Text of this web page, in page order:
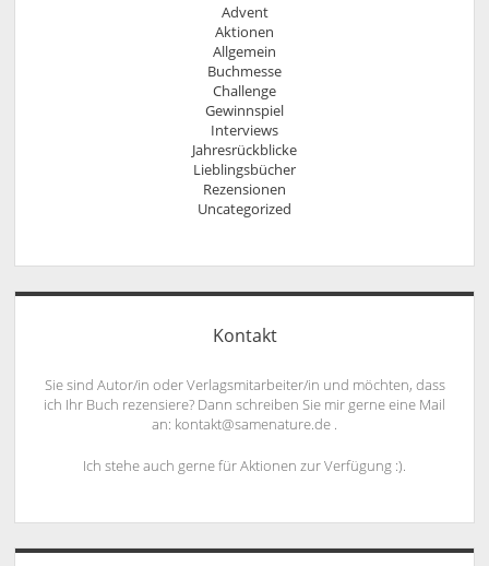
Advent
Aktionen
Allgemein
Buchmesse
Challenge
Gewinnspiel
Interviews
Jahresrückblicke
Lieblingsbücher
Rezensionen
Uncategorized
Kontakt
Sie sind Autor/in oder Verlagsmitarbeiter/in und möchten, dass
ich Ihr Buch rezensiere? Dann schreiben Sie mir gerne eine Mail
an: kontakt@samenature.de .
Ich stehe auch gerne für Aktionen zur Verfügung :).